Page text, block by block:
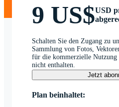
9 US$USD
Schalten Sie den Zugang zu
Sammlung von Fotos,
für die kommerzielle Nutzung
nicht enthalten.
Jetzt
Plan beinhaltet: